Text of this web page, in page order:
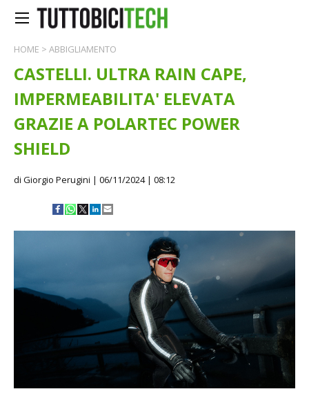
HOME > ABBIGLIAMENTO
CASTELLI. ULTRA RAIN CAPE,
IMPERMEABILITA' ELEVATA
GRAZIE A POLARTEC POWER
SHIELD
di Giorgio Perugini | 06/11/2024 | 08:12